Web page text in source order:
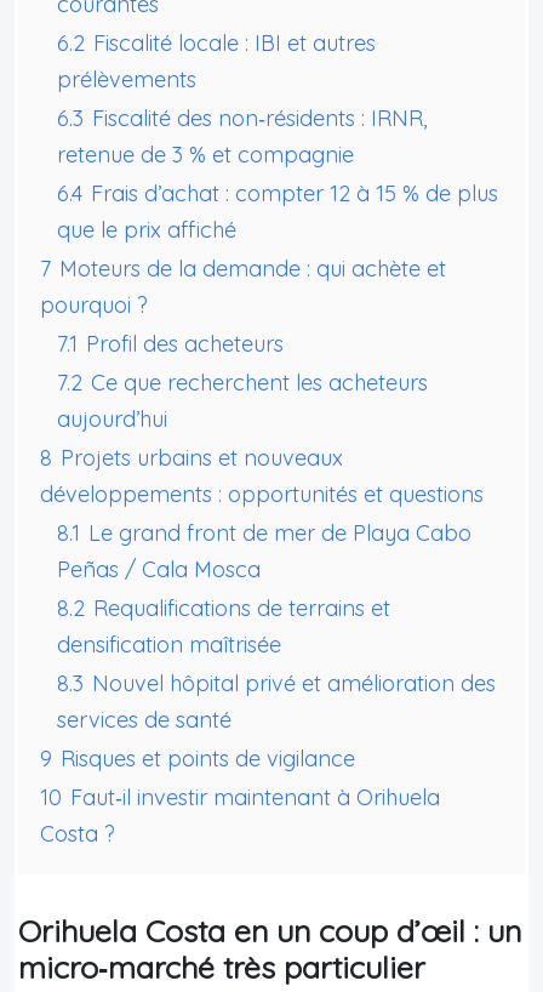
6.2 Fiscalité locale : IBI et autres
prélèvements
6.3 Fiscalité des non‑résidents : IRNR,
retenue de 3 % et compagnie
6.4 Frais d’achat : compter 12 à 15 % de plus
que le prix affiché
7 Moteurs de la demande : qui achète et
pourquoi ?
7.1 Profil des acheteurs
7.2 Ce que recherchent les acheteurs
aujourd’hui
8 Projets urbains et nouveaux
développements : opportunités et questions
8.1 Le grand front de mer de Playa Cabo
Peñas / Cala Mosca
8.2 Requalifications de terrains et
densification maîtrisée
8.3 Nouvel hôpital privé et amélioration des
services de santé
9 Risques et points de vigilance
10 Faut‑il investir maintenant à Orihuela
Costa ?
Orihuela Costa en un coup d’œil : un
micro‑marché très particulier